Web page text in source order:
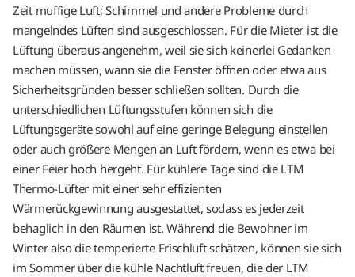
Zeit muffige Luft; Schimmel und andere Probleme durch
mangelndes Lüften sind ausgeschlossen. Für die Mieter ist die
Lüftung überaus angenehm, weil sie sich keinerlei Gedanken
machen müssen, wann sie die Fenster öffnen oder etwa aus
Sicherheitsgründen besser schließen sollten. Durch die
unterschiedlichen Lüftungsstufen können sich die
Lüftungsgeräte sowohl auf eine geringe Belegung einstellen
oder auch größere Mengen an Luft fördern, wenn es etwa bei
einer Feier hoch hergeht. Für kühlere Tage sind die LTM
Thermo-Lüfter mit einer sehr effizienten
Wärmerückgewinnung ausgestattet, sodass es jederzeit
behaglich in den Räumen ist. Während die Bewohner im
Winter also die temperierte Frischluft schätzen, können sie sich
im Sommer über die kühle Nachtluft freuen, die der LTM